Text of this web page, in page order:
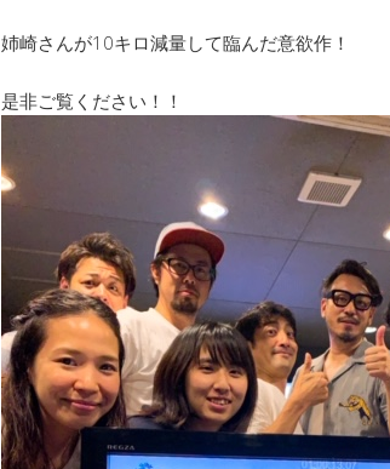
姉崎さんが10キロ減量して臨んだ意欲作！
是非ご覧ください！！